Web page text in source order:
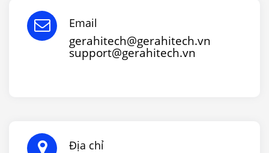
Email
gerahitech@gerahitech.vn
support@gerahitech.vn
Địa chỉ